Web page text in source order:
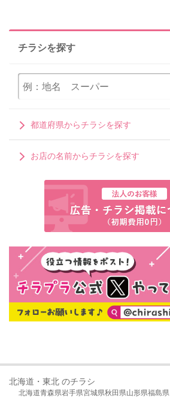
チラシを探す
都道府県からチラシを探す
お店の名前からチラシを探す
北海道・東北 のチラシ
北海道青森県岩手県宮城県秋田県山形県福島県